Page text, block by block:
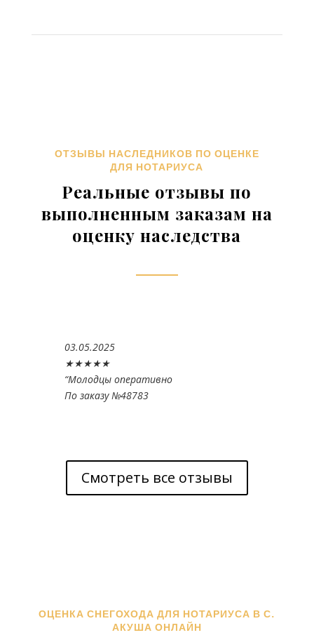
ОТЗЫВЫ НАСЛЕДНИКОВ ПО ОЦЕНКЕ
ДЛЯ НОТАРИУСА
Реальные отзывы по
выполненным заказам на
оценку наследства
03.05.2025
★★★★★
“Молодцы оперативно
По заказу №48783
Смотреть все отзывы
ОЦЕНКА СНЕГОХОДА ДЛЯ НОТАРИУСА В С.
АКУША ОНЛАЙН